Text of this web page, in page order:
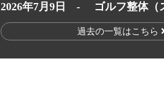
2026年7月9日 -
ゴルフ整体（
過去の一覧はこちら